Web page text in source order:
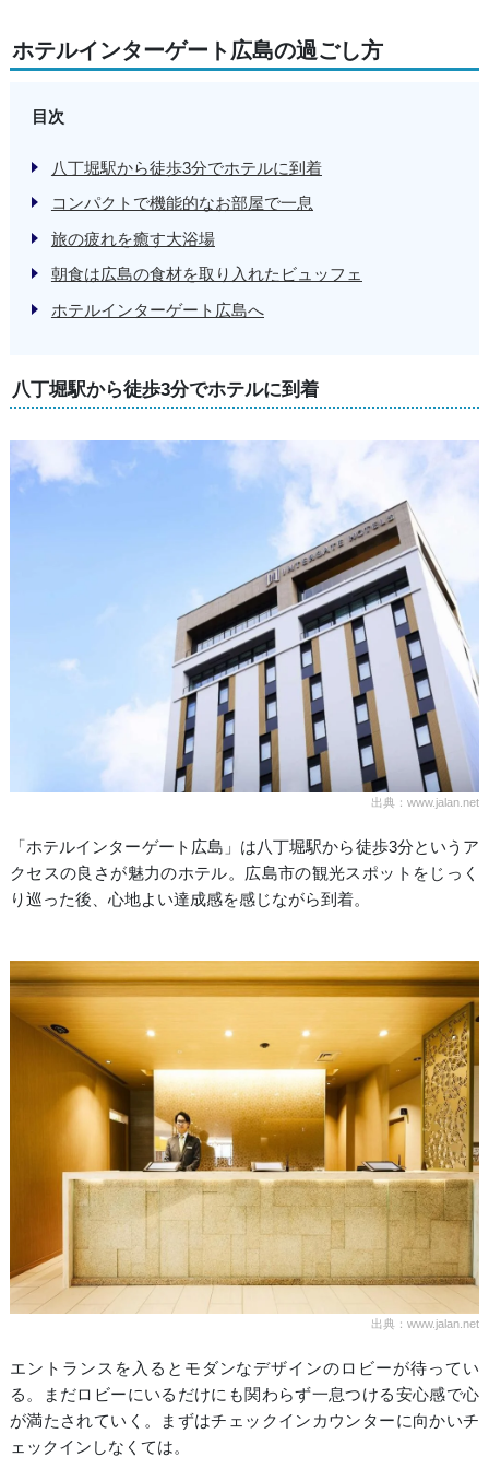
ホテルインターゲート広島の過ごし方
目次
八丁堀駅から徒歩3分でホテルに到着
コンパクトで機能的なお部屋で一息
旅の疲れを癒す大浴場
朝食は広島の食材を取り入れたビュッフェ
ホテルインターゲート広島へ
八丁堀駅から徒歩3分でホテルに到着
出典：www.jalan.net
「ホテルインターゲート広島」は八丁堀駅から徒歩3分というア
クセスの良さが魅力のホテル。広島市の観光スポットをじっく
り巡った後、心地よい達成感を感じながら到着。
出典：www.jalan.net
エントランスを入るとモダンなデザインのロビーが待ってい
る。まだロビーにいるだけにも関わらず一息つける安心感で心
が満たされていく。まずはチェックインカウンターに向かいチ
ェックインしなくては。